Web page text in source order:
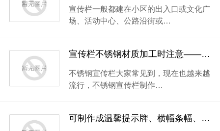
宣传栏一般都建在小区的出入口或文化广
场、活动中心、公路沿街或…
宣传栏不锈钢材质加工时注意——昆山背景墙制作
不锈钢宣传栏大家常见到，现在也越来越
流行，不锈钢宣传栏制作…
可制作成温馨提示牌、横幅条幅、吊牌的词句